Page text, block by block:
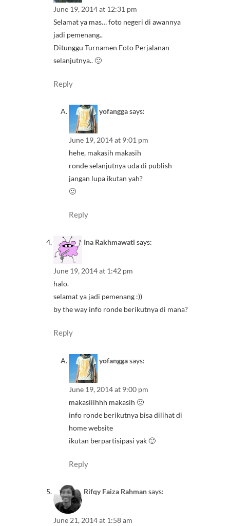
June 19, 2014 at 12:31 pm
Selamat ya mas… foto negeri di awannya
jadi pemenang..
Ditunggu Turnamen Foto Perjalanan
selanjutnya.. 🙂
Reply
yofanggasays:
June 19, 2014 at 9:01 pm
hehe, makasih makasih
ronde selanjutnya uda di publish
jangan lupa ikutan yah?
🙂
Reply
Ina Rakhmawati says:
June 19, 2014 at 1:42 pm
halo.
selamat ya jadi pemenang :))
by the way info ronde berikutnya di mana?
Reply
yofanggasays:
June 19, 2014 at 9:00 pm
makasiiihhh makasih 🙂
info ronde berikutnya bisa dilihat di
home website
ikutan berpartisipasi yak 🙂
Reply
Rifqy Faiza Rahmansays:
June 21, 2014 at 1:58 am